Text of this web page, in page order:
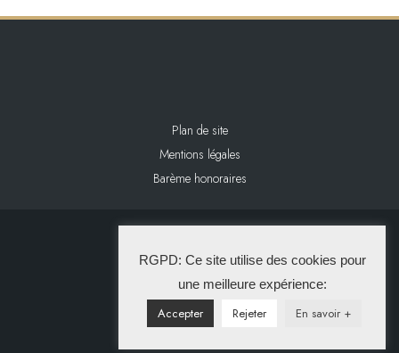
Plan de site
Mentions légales
Barème honoraires
La Solution Immo
RGPD: Ce site utilise des cookies pour
une meilleure expérience:
Accepter Rejeter En savoir +